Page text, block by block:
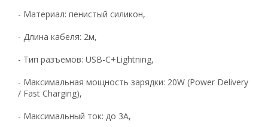
Рейтинг EXE.ua:
- Материал: пенистый силикон,
- Длина кабеля: 2м,
- Тип разъемов: USB-C+Lightning,
- Максимальная мощность зарядки: 20W (Power Delivery
/ Fast Charging),
- Максимальный ток: до 3A,